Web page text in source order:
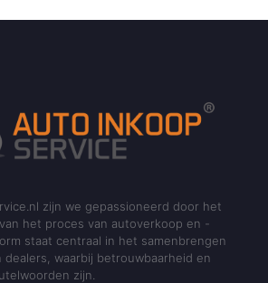
zijn we gepassioneerd door het
het proces van autoverkoop en -
staat centraal in het samenbrengen
dealers, waarbij betrouwbaarheid en
zijn.